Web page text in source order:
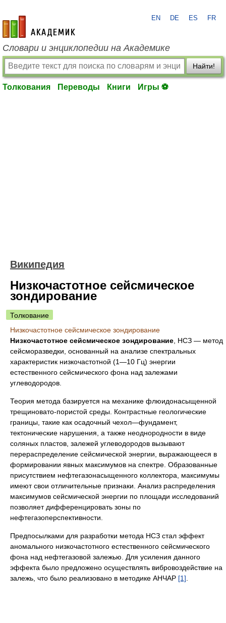
academic.ru
EN DE ES FR
Словари и энциклопедии на Академике
Найти!
Толкования Переводы Книги Игры ⚽
Википедия
Низкочастотное сейсмическое
зондирование
Толкование
Низкочастотное сейсмическое зондирование
Низкочастотное сейсмическое зондирование , НСЗ — метод
сейсморазведки, основанный на анализе спектральных
характеристик низкочастотной (1—10 Гц) энергии
естественного сейсмического фона над залежами
углеводородов.
Теория метода базируется на механике флюидонасыщенной
трещиновато-пористой среды. Контрастные геологические
границы, такие как осадочный чехол—фундамент,
тектонические нарушения, а также неоднородности в виде
соляных пластов, залежей углеводородов вызывают
перераспределение сейсмической энергии, выражающееся в
формировании явных максимумов на спектре. Образованные
присутствием нефтегазонасыщенного коллектора, максимумы
имеют свои отличительные признаки. Анализ распределения
максимумов сейсмической энергии по площади исследований
позволяет дифференцировать зоны по
нефтегазоперспективности.
Предпосылками для разработки метода НСЗ стал эффект
аномального низкочастотного естественного сейсмического
фона над нефтегазовой залежью. Для усиления данного
эффекта было предложено осуществлять вибровоздействие на
залежь, что было реализовано в методике АНЧАР [1]